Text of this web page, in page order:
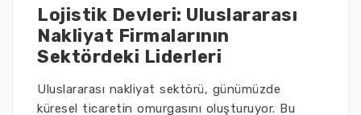
Lojistik Devleri: Uluslararası
Nakliyat Firmalarının
Sektördeki Liderleri
Uluslararası nakliyat sektörü, günümüzde
küresel ticaretin omurgasını oluşturuyor. Bu